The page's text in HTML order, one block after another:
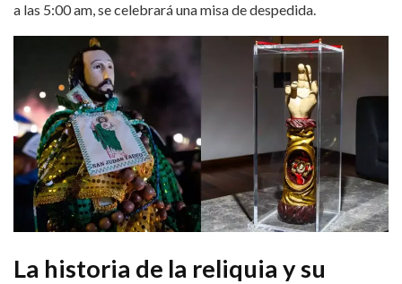
a las 5:00 am, se celebrará una misa de despedida.
La historia de la reliquia y su